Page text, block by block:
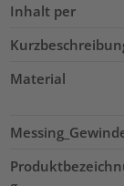
Inhalt per
Material